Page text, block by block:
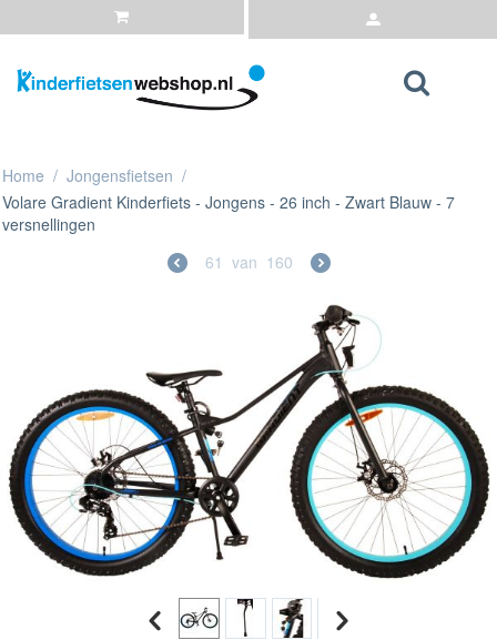
Home / Jongensfietsen /
Volare Gradient Kinderfiets - Jongens - 26 inch - Zwart Blauw - 7
versnellingen
61 van 160